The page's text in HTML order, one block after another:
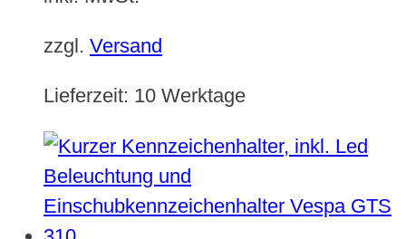
zzgl. Versand
Lieferzeit: 10 Werktage